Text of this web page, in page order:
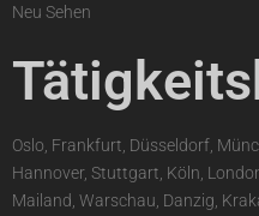
Neu Sehen
Oslo, Frankfurt, Düsseldorf,
Hannover, Stuttgart, Köln,
Mailand, Warschau, Danzig,